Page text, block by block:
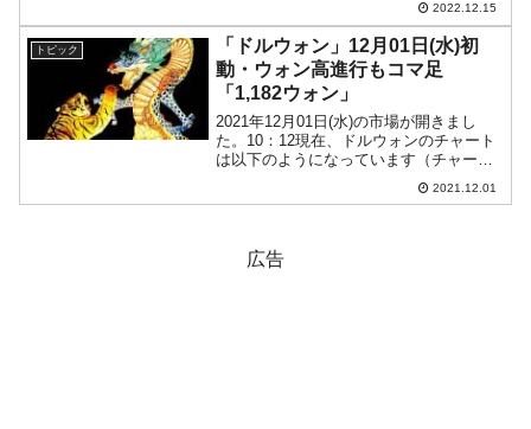
『Investing.com』より引用）。陰転しま
した！ KOSPIは「2,360」まで...
2022.12.15
トピック
「ドルウォン」12月01日(水)初
動・ウォン高進行もコマ足
「1,182ウォン」
2021年12月01日(水)の市場が開きまし
た。10：12現在、ドルウォンのチャート
は以下のようになっています（チャート
は『Investing.com』より引用）。陰線で
すが、ほとど実体部分のないコマ足で
2021.12.01
広告